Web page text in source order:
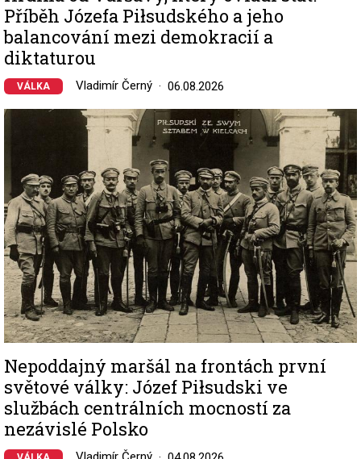
Příběh Józefa Piłsudského a jeho
balancování mezi demokracií a
diktaturou
VÁLKA Vladimír Černý 06.08.2026
Image
Nepoddajný maršál na frontách první
světové války: Józef Piłsudski ve
službách centrálních mocností za
nezávislé Polsko